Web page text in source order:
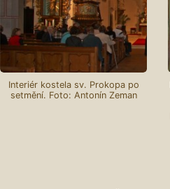
Interiér kostela sv. Prokopa po
setmění. Foto: Antonín Zeman